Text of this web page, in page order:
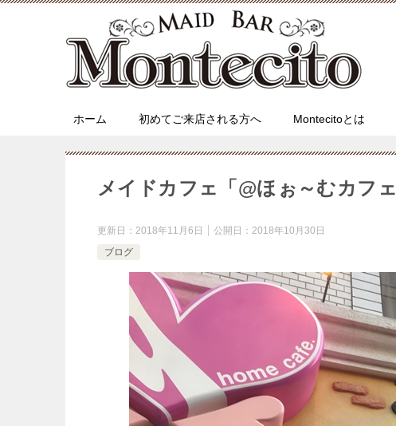
ホーム 初めてご来店される方へ Montecitoとは
メイドカフェ「@ほぉ～むカフ
更新日： 2018年11月6日 公開日： 2018年10月30日
ブログ